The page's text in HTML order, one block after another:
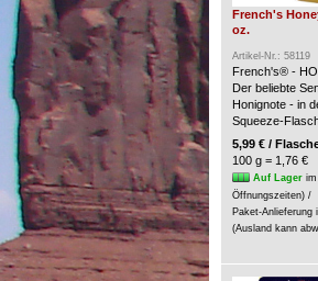
French's
oz.
Artikel-Nr.: 58119
French's® -
Der beliebte
Honignote - in
Squeeze-
5,99 € /
100 g = 1,76 €
Auf Lagerim
Öffnungszeiten) /
Paket-Anlieferung
(Ausland kann